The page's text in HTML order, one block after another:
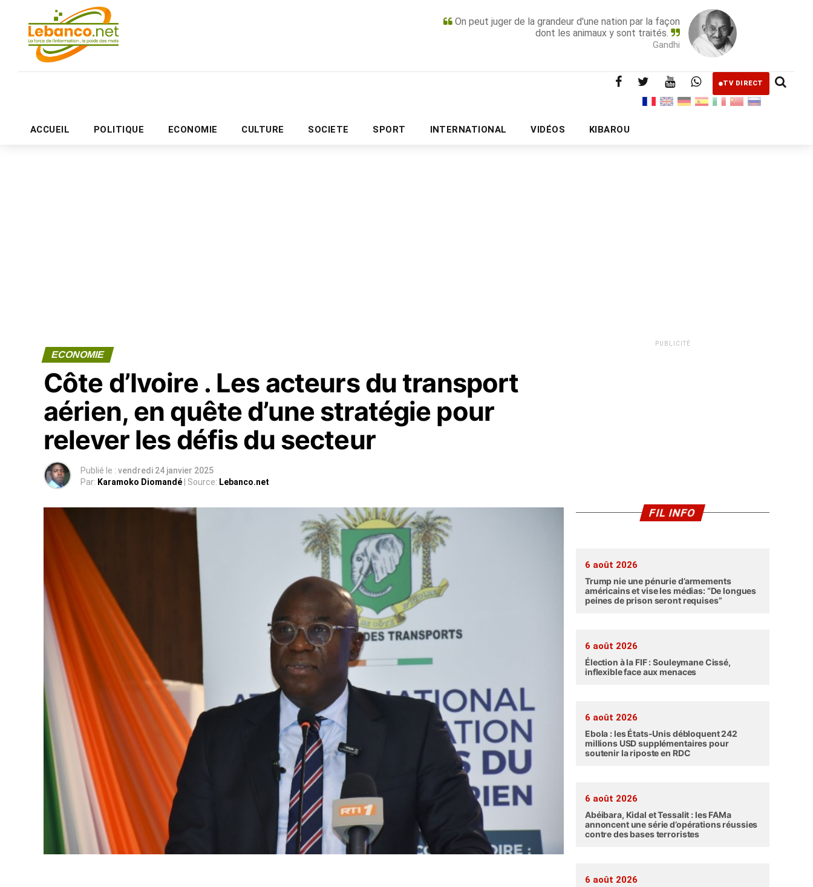
On peut juger de la grandeur d'une nation par la façon
dont les animaux y sont traités.
Gandhi
TV DIRECT
ACCUEIL POLITIQUE ECONOMIE CULTURE SOCIETE SPORT INTERNATIONAL VIDÉOS KIBAROU
PUBLICITÉ
ECONOMIE
Côte d’Ivoire . Les acteurs du transport
aérien, en quête d’une stratégie pour
relever les défis du secteur
Publié le : vendredi 24 janvier 2025
Par: Karamoko Diomandé | Source: Lebanco.net
PUBLICITÉ
FIL INFO
6 août 2026
Trump nie une pénurie d’armements
américains et vise les médias: “De longues
peines de prison seront requises”
6 août 2026
Élection à la FIF : Souleymane Cissé,
inflexible face aux menaces
6 août 2026
Ebola : les États-Unis débloquent 242
millions USD supplémentaires pour
soutenir la riposte en RDC
6 août 2026
Abéibara, Kidal et Tessalit : les FAMa
annoncent une série d’opérations réussies
contre des bases terroristes
6 août 2026